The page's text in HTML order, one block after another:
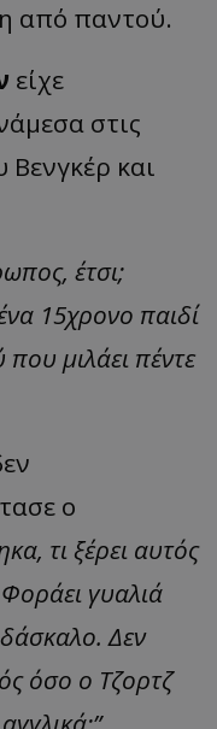
από παντού.
είχε
στις
Βενγκέρ και
έτσι;
15χρονο παιδί
μιλάει πέντε
ο
τι ξέρει αυτός
γυαλιά
Δεν
όσο ο Τζορτζ